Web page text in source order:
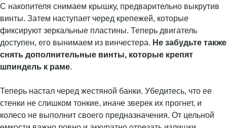
С накопителя снимаем крышку, предварительно выкрутив
винты. Затем наступает черед крепежей, которые
фиксируют зеркальные пластины. Теперь двигатель
доступен, его вынимаем из винчестера. Не забудьте также
снять дополнительные винты, которые крепят
шпиндель к раме.
Теперь настал черед жестяной банки. Убедитесь, что ее
стенки не слишком тонкие, иначе зверек их прогнет, и
колесо не выполнит своего предназначения. От цельной